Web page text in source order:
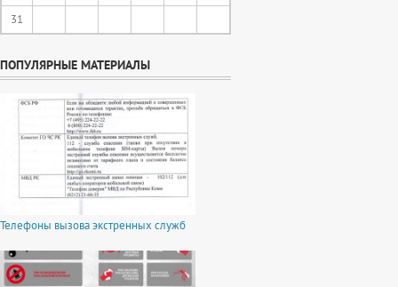
31
ПОПУЛЯРНЫЕ МАТЕРИАЛЫ
Телефоны вызова экстренных служб